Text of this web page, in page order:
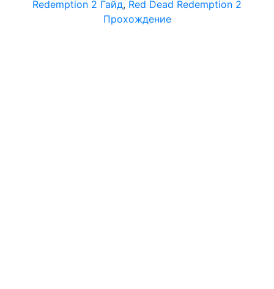
Redemption 2 Гайд, Red Dead Redemption 2
Прохождение